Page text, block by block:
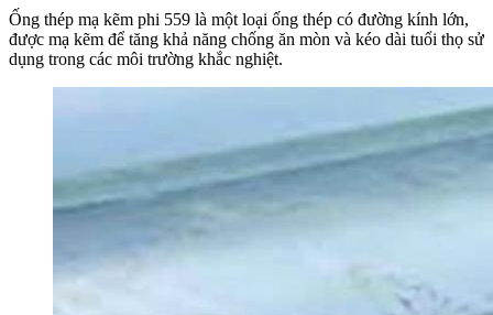
Ống thép mạ kẽm phi 559 là một loại ống thép có đường kính lớn,
được mạ kẽm để tăng khả năng chống ăn mòn và kéo dài tuổi thọ sử
dụng trong các môi trường khắc nghiệt.